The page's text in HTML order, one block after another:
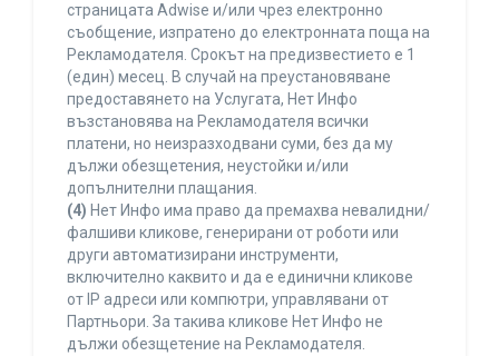
страницата Adwise и/или чрез електронно
съобщение, изпратено до електронната поща на
Рекламодателя. Срокът на предизвестието е 1
(един) месец. В случай на преустановяване
предоставянето на Услугата, Нет Инфо
възстановява на Рекламодателя всички
платени, но неизразходвани суми, без да му
дължи обезщетения, неустойки и/или
допълнителни плащания.
(4) Нет Инфо има право да премахва невалидни/
фалшиви кликове, генерирани от роботи или
други автоматизирани инструменти,
включително каквито и да е единични кликове
от IP адреси или компютри, управлявани от
Партньори. За такива кликове Нет Инфо не
дължи обезщетение на Рекламодателя.